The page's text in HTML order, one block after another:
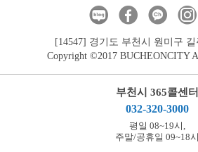
[14547] 경기도 부천시 원미구
Copyright ©2017 BUCHEONCITY
부천시 365콜센터
032-320-3000
평일 08~19시,
주말/공휴일 09~18시